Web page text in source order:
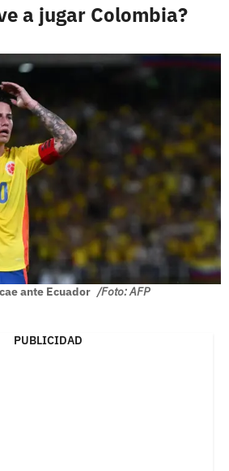
a jugar Colombia?
ante Ecuador /Foto: AFP
PUBLICIDAD